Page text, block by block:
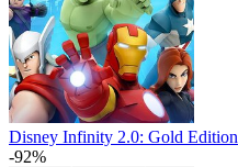
Disney Infinity 2.0: Gold Edition
-92%